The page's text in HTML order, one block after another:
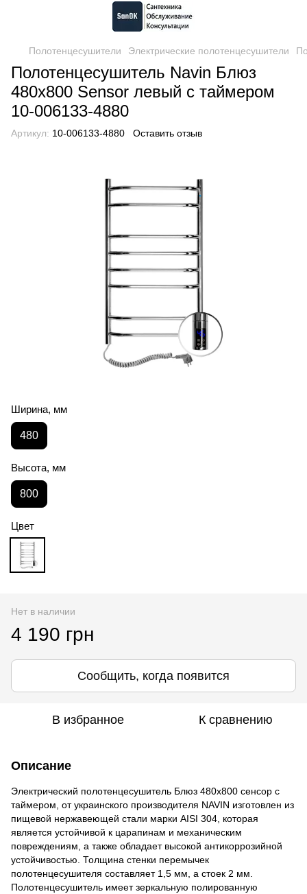
Полотенцесушители Электрические полотенцесушители
Полотенцесушитель Navin Блюз
480х800 Sensor левый с таймером
10-006133-4880
Артикул: 10-006133-4880 Оставить отзыв
Ширина, мм
480
Высота, мм
800
Цвет
Нет в наличии
4 190 грн
Сообщить, когда появится
В избранное К сравнению
Описание
Электрический полотенцесушитель Блюз 480х800 сенсор с
таймером, от украинского производителя NAVIN изготовлен из
пищевой нержавеющей стали марки AISI 304, которая
является устойчивой к царапинам и механическим
повреждениям, а также обладает высокой антикоррозийной
устойчивостью. Толщина стенки перемычек
полотенцесушителя составляет 1,5 мм, а стоек 2 мм.
Полотенцесушитель имеет зеркальную полированную